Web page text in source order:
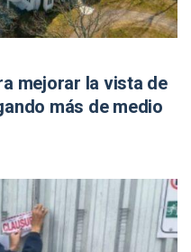
mejorar la vista de
más de medio